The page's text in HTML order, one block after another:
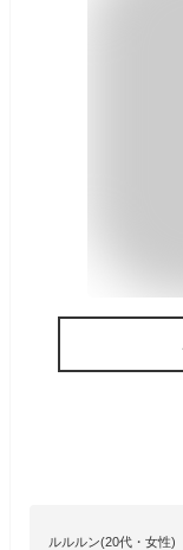
ルルルン(20代・女性)